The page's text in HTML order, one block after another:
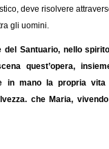
deve risolvere
gli uomini.
del Santuario, nello
quest’opera,
in mano la propria
che Maria,